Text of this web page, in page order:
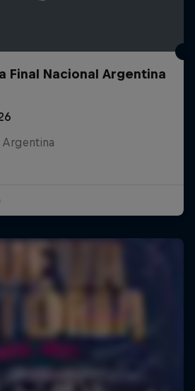
Final Nacional Argentina
Argentina